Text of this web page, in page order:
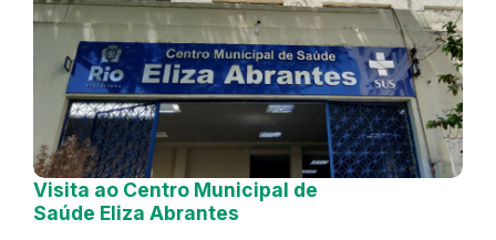
Visita ao Centro Municipal de
Saúde Eliza Abrantes